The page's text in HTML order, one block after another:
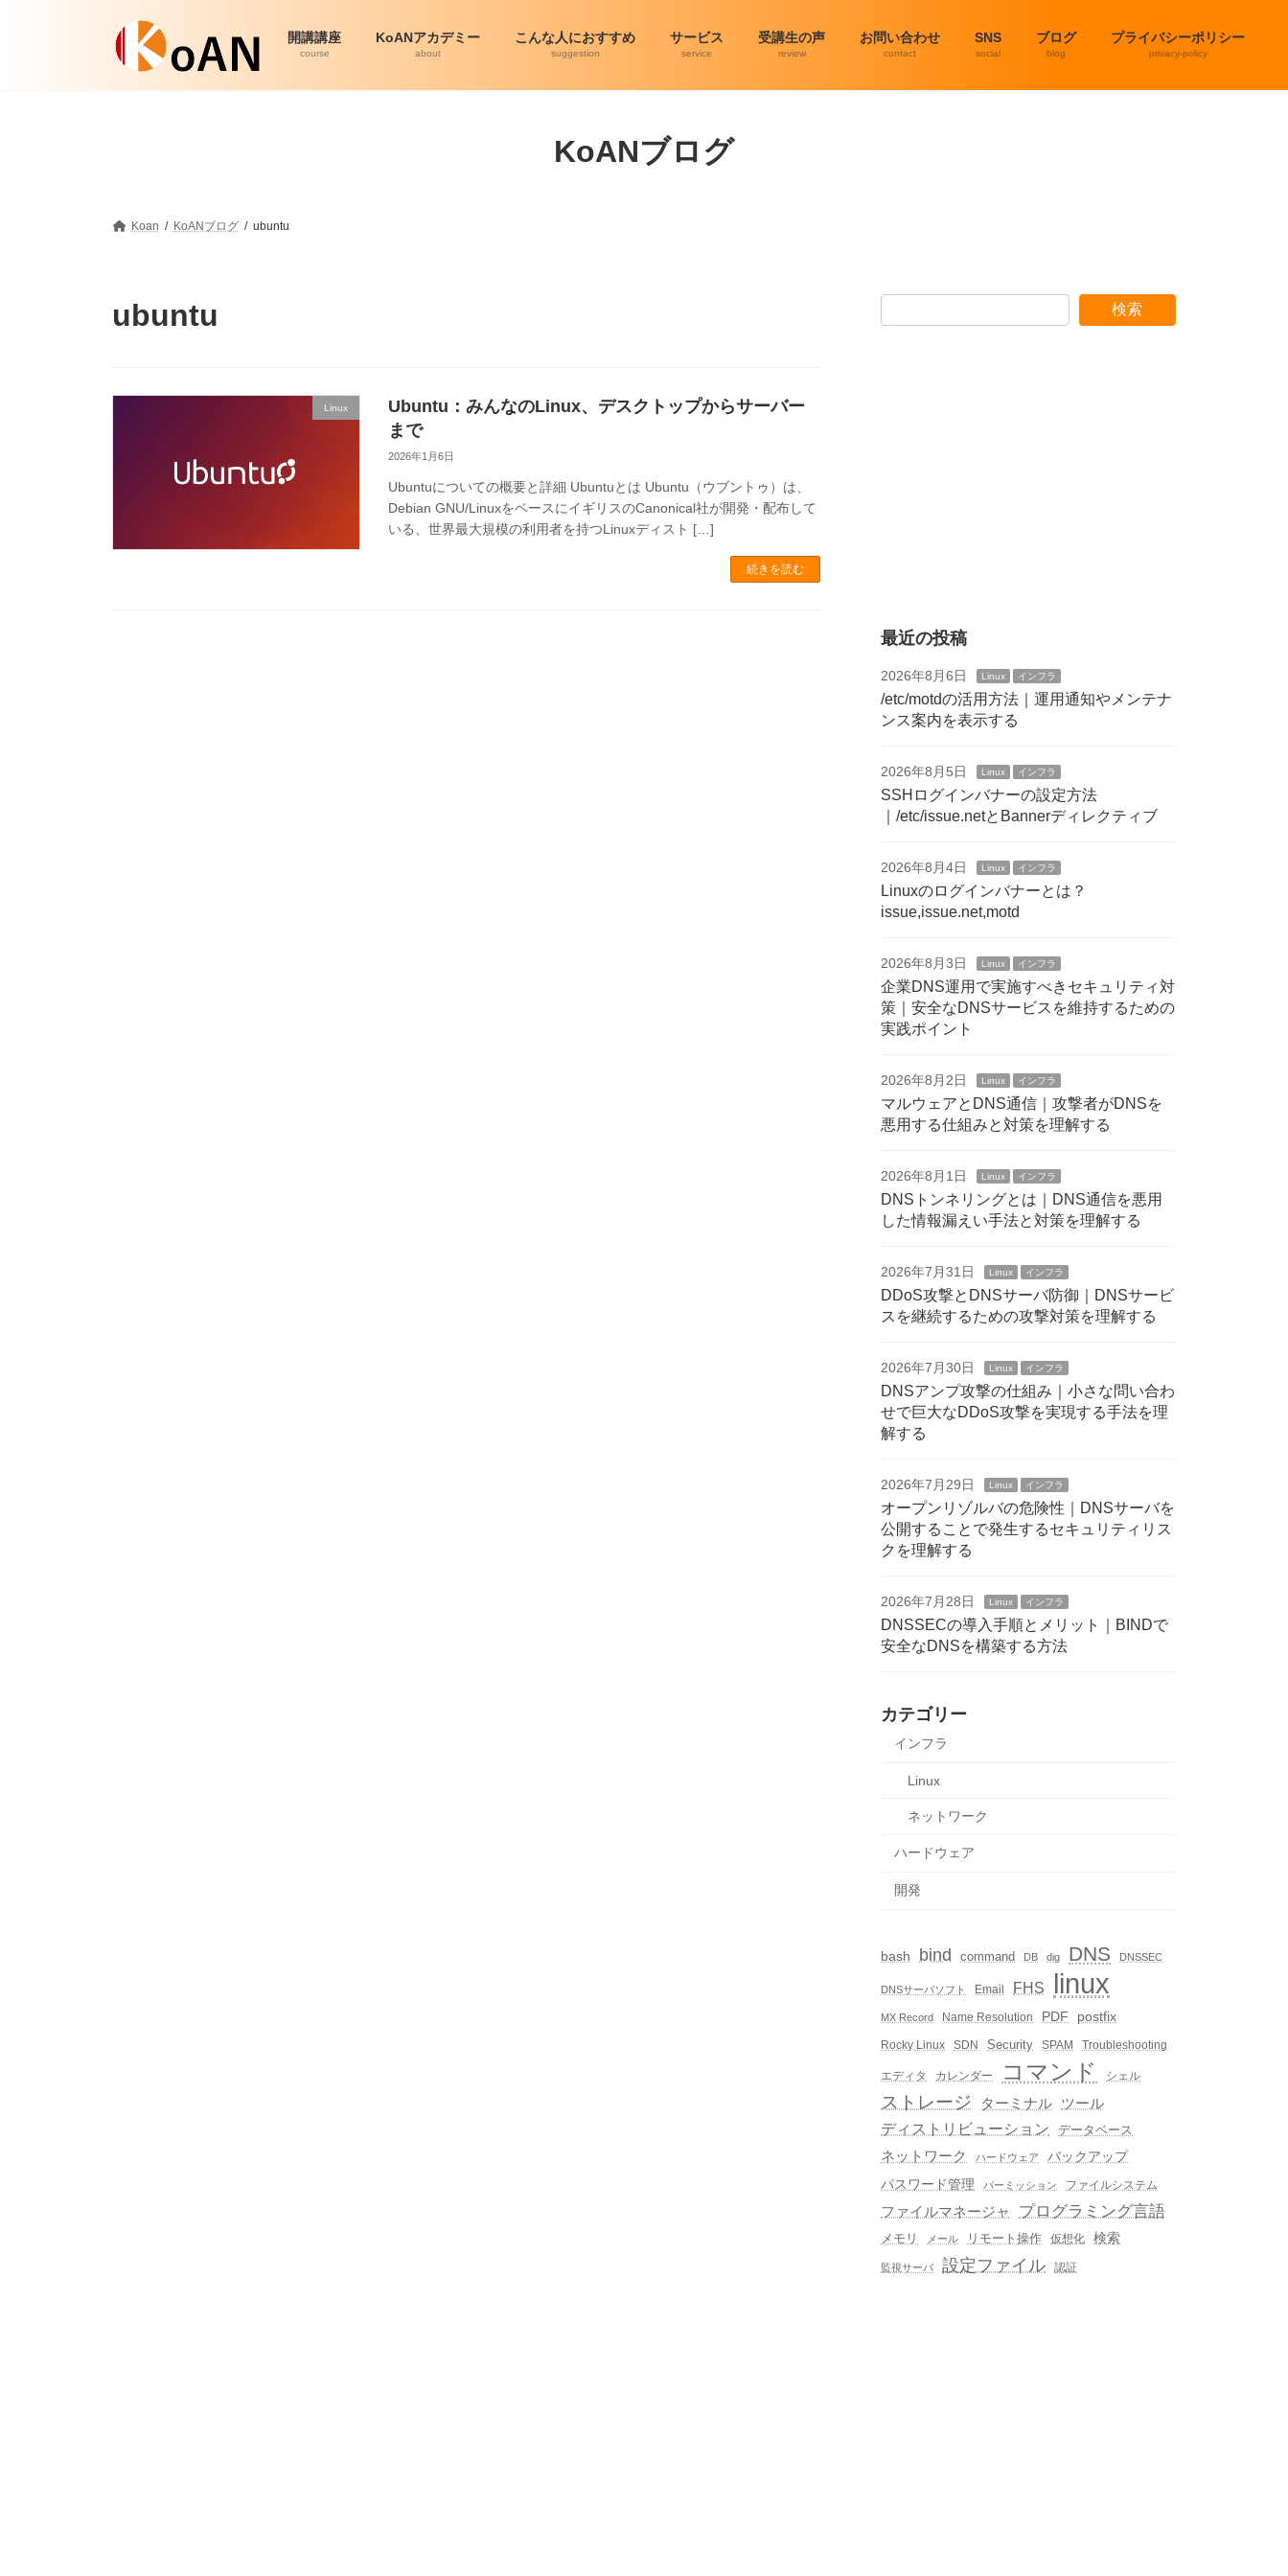
開講講座
course
KoANアカデミー
about
こんな人におすすめ
suggestion
サービス
service
受講生の声
review
お問い合わせ
contact
SNS
social
ブログ
blog
プライバシーポリシー
privacy-policy
KoANブログ
Koan KoANブログ ubuntu
ubuntu
Linux
Ubuntu：みんなのLinux、デスクトップからサーバー
まで
2026年1月6日
Ubuntuについての概要と詳細 Ubuntuとは Ubuntu（ウブントゥ）は、
Debian GNU/LinuxをベースにイギリスのCanonical社が開発・配布して
いる、世界最大規模の利用者を持つLinuxディスト […]
続きを読む
検索
最近の投稿
2026年8月6日 Linux インフラ
/etc/motdの活用方法｜運用通知やメンテナ
ンス案内を表示する
2026年8月5日 Linux インフラ
SSHログインバナーの設定方法
｜/etc/issue.netとBannerディレクティブ
2026年8月4日 Linux インフラ
Linuxのログインバナーとは？
issue,issue.net,motd
2026年8月3日 Linux インフラ
企業DNS運用で実施すべきセキュリティ対
策｜安全なDNSサービスを維持するための
実践ポイント
2026年8月2日 Linux インフラ
マルウェアとDNS通信｜攻撃者がDNSを
悪用する仕組みと対策を理解する
2026年8月1日 Linux インフラ
DNSトンネリングとは｜DNS通信を悪用
した情報漏えい手法と対策を理解する
2026年7月31日 Linux インフラ
DDoS攻撃とDNSサーバ防御｜DNSサービ
スを継続するための攻撃対策を理解する
2026年7月30日 Linux インフラ
DNSアンプ攻撃の仕組み｜小さな問い合わ
せで巨大なDDoS攻撃を実現する手法を理
解する
2026年7月29日 Linux インフラ
オープンリゾルバの危険性｜DNSサーバを
公開することで発生するセキュリティリス
クを理解する
2026年7月28日 Linux インフラ
DNSSECの導入手順とメリット｜BINDで
安全なDNSを構築する方法
カテゴリー
インフラ
Linux
ネットワーク
ハードウェア
開発
bash bind command DB dig DNS DNSSEC
DNSサーバソフト Email FHS linux
MX Record Name Resolution PDF postfix
Rocky Linux SDN Security SPAM Troubleshooting
エディタ カレンダー コマンド シェル
ストレージ ターミナル ツール
ディストリビューション データベース
ネットワーク ハードウェア バックアップ
パスワード管理 パーミッション ファイルシステム
ファイルマネージャ プログラミング言語
メモリ メール リモート操作 仮想化 検索
監視サーバ 設定ファイル 認証